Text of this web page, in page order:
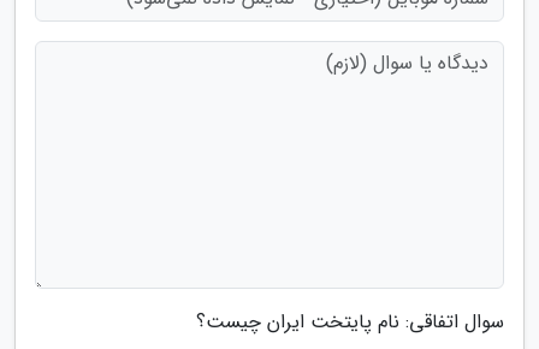
سوال اتفاقی: نام پایتخت ایران چیست؟